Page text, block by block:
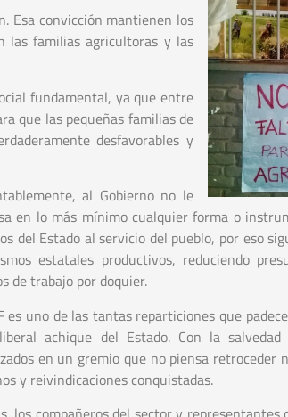
Esa convicción mantienen los
las familias agricultoras y las
fundamental, ya que entre
que las pequeñas familias de
desfavorables y
al Gobierno no le
en lo más mínimo cualquier forma o
del Estado al servicio del pueblo, por eso
estatales productivos, reduciendo
de trabajo por doquier.
es uno de las tantas reparticiones que
achique del Estado. Con la
en un gremio que no piensa
y reivindicaciones conquistadas.